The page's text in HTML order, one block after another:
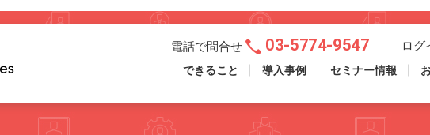
電話で問合せ 03-5774-9547 ログ
できること 導入事例 セミナー情報